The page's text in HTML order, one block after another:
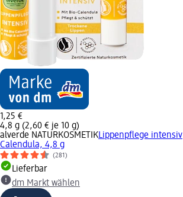
1,25 €
4,8 g (2,60 € je 10 g)
alverde NATURKOSMETIKLippenpflege intensiv
Calendula, 4,8 g
(281)
Lieferbar
dm Markt wählen